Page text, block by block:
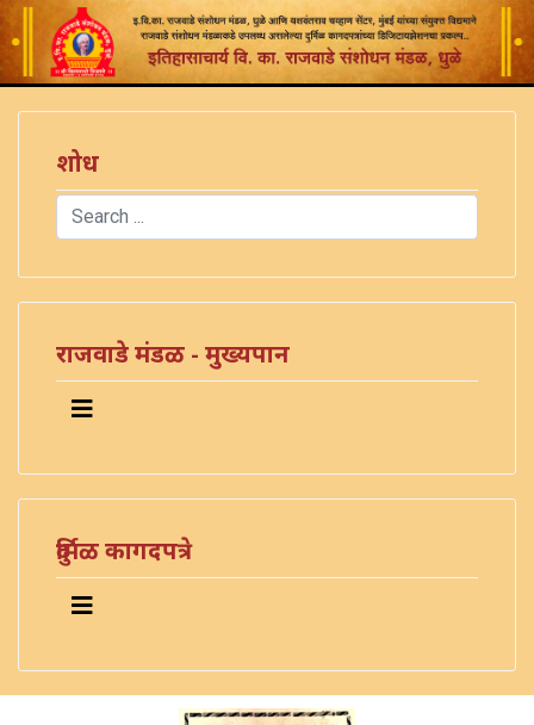
शोध
Search
राजवाडे मंडळ - मुख्यपान
दुर्मिळ कागदपत्रे